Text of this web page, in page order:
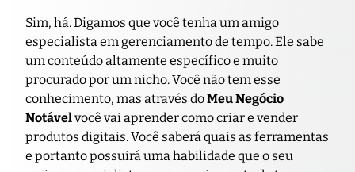
Sim, há. Digamos que você tenha um amigo
especialista em gerenciamento de tempo. Ele sabe
um conteúdo altamente específico e muito
procurado por um nicho. Você não tem esse
conhecimento, mas através doMeu Negócio
Notávelvocê vai aprender como criar e vender
produtos digitais. Você saberá quais as ferramentas
e portanto possuirá uma habilidade que o seu